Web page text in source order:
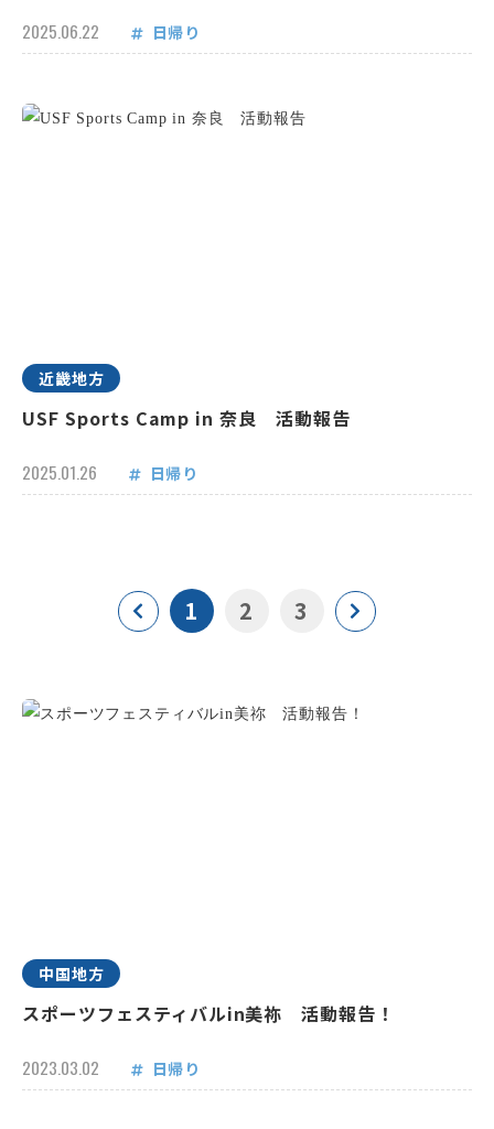
2025.06.22 日帰り
近畿地方
USF Sports Camp in 奈良 活動報告
2025.01.26 日帰り
1 2 3
中国地方
スポーツフェスティバルin美祢 活動報告！
2023.03.02 日帰り